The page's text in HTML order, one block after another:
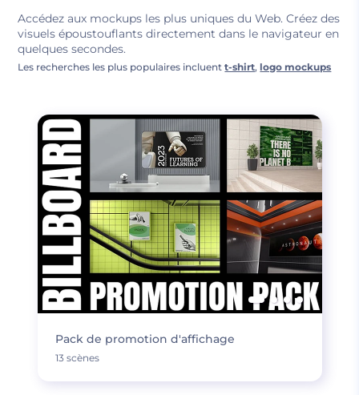
Accédez aux mockups les plus uniques du Web. Créez des
visuels époustouflants directement dans le navigateur en
quelques secondes.
Les recherches les plus populaires incluentt-shirt, logo mockups
Pack de promotion d'affichage
13 scènes